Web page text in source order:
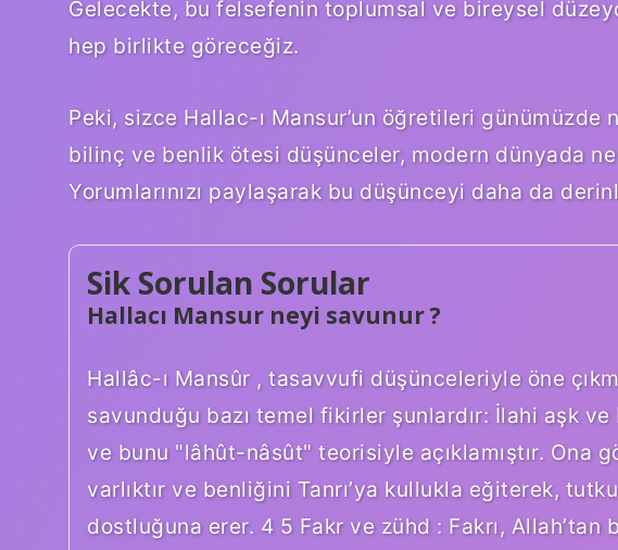
Gelecekte, bu felsefenin toplumsal ve bireysel
hep birlikte göreceğiz.
Peki, sizce Hallac-ı Mansur’un öğretileri
bilinç ve benlik ötesi düşünceler, modern dünyada
Yorumlarınızı paylaşarak bu düşünceyi daha da
Sik Sorulan Sorular
Hallacı Mansur neyi savunur ?
Hallâc-ı Mansûr , tasavvufi düşünceleriyle öne
savunduğu bazı temel fikirler şunlardır: İlahi aşk
ve bunu "lâhût-nâsût" teorisiyle açıklamıştır. Ona
varlıktır ve benliğini Tanrı’ya kullukla eğiterek,
dostluğuna erer. 4 5 Fakr ve zühd : Fakrı,